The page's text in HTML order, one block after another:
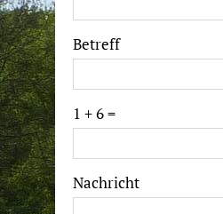
Betreff
1 + 6 =
Please
ignore
Please
ignore
Nachricht